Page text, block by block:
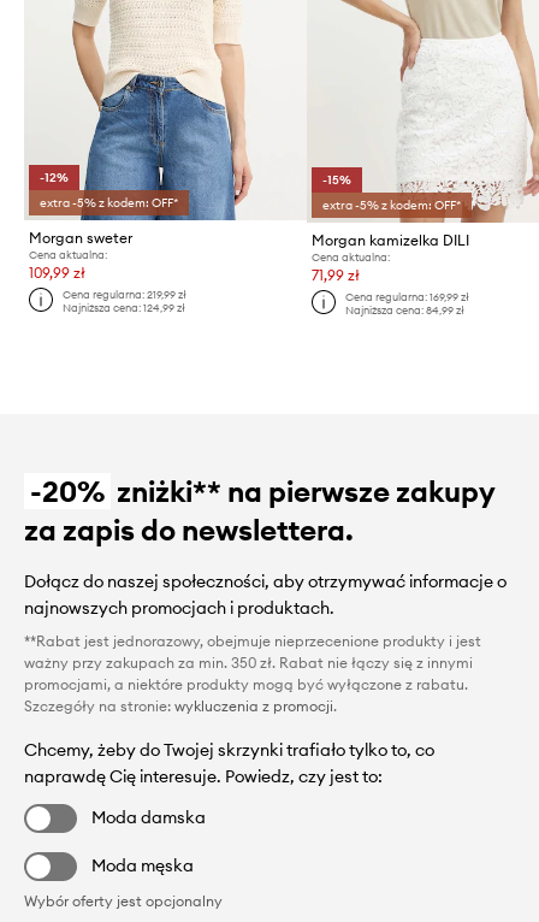
-12%
extra -5% z kodem: OFF*
Morgan sweter
Cena aktualna:
109,99 zł
Cena regularna:219,99 zł
Najniższa cena:124,99 zł
-15%
extra -5% z kodem: OFF*
Morgan kamizelka DILI
Cena aktualna:
71,99 zł
Cena regularna: 169,99 zł
Najniższa cena: 84,99 zł
-20% zniżki** na pierwsze zakupy
za zapis do newslettera.
Dołącz do naszej społeczności, aby otrzymywać informacje o
najnowszych promocjach i produktach.
**Rabat jest jednorazowy, obejmuje nieprzecenione produkty i jest
ważny przy zakupach za min. 350 zł. Rabat nie łączy się z innymi
promocjami, a niektóre produkty mogą być wyłączone z rabatu.
Szczegóły na stronie: wykluczenia z promocji.
Chcemy, żeby do Twojej skrzynki trafiało tylko to, co
naprawdę Cię interesuje. Powiedz, czy jest to:
Moda damska
Moda męska
Wybór oferty jest opcjonalny